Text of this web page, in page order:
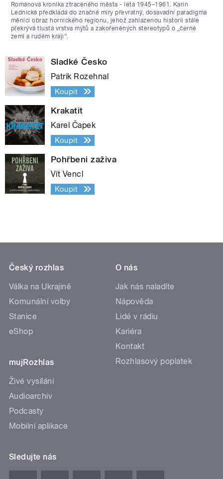
Románová kronika ztraceného města - léta 1945–1961. Karin
Lednická předkládá do značné míry převratný, dosavadní paradigma
měnící obraz hornického regionu, jehož zahlazenou historii stále
překrývá tlustá vrstva mýtů a zakořeněných stereotypů o „černé
zemi a rudém kraji“.
Sladké Česko
Patrik Rozehnal
Koupit
Krakatit
Karel Čapek
Koupit
Pohřbeni zaživa
Vít Vencl
Koupit
Český rozhlas
Válka na Ukrajině
Komunální volby
Stanice
eShop
mujRozhlas
Živé vysílání
Audioarchiv
Podcasty
Mobilní aplikace
O nás
Jak nás naladíte
Nápověda
Lidé v rádiu
Kariéra
Kontakt
Rozhlasový poplatek
Sledujte nás